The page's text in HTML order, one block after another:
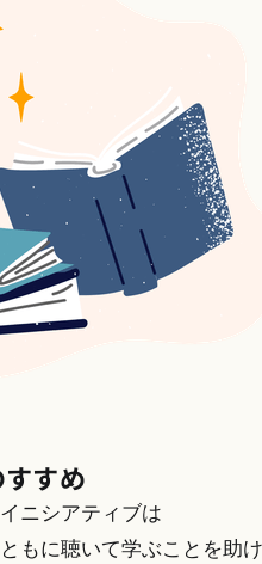
すすめ
ニシアティブは
もに聴いて学ぶことを助け